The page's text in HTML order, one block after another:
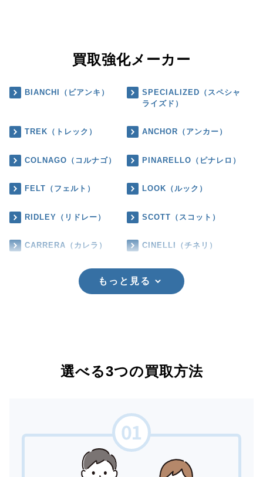
買取強化メーカー
BIANCHI（ビアンキ）
SPECIALIZED（スペシャ
ライズド）
TREK（トレック） ANCHOR（アンカー）
COLNAGO（コルナゴ） PINARELLO（ピナレロ）
FELT（フェルト） LOOK（ルック）
RIDLEY（リドレー） SCOTT（スコット）
CARRERA（カレラ） CINELLI（チネリ）
もっと見る
選べる3つの買取方法